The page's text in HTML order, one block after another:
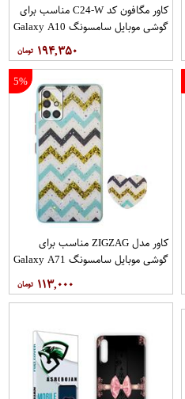
کاور مگافون کد C24-W مناسب برای
گوشی موبایل سامسونگ Galaxy A10
۱۹۴,۳۵۰
5%
کاور مدل ZIGZAG مناسب برای
گوشی موبایل سامسونگ Galaxy A71
۱۱۳,۰۰۰